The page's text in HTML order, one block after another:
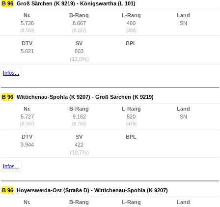
B 96 Groß Särchen (K 9219) - Königswartha (L 101)
Nr.
5.726
(8.568)
B-Rang
8.667
(6.267)
L-Rang
460
(368)
Land
SN
DTV
5.021
SV
603
(12,0%)
BPL
Infos...
B 96 Wittichenau-Spohla (K 9207) - Groß Särchen (K 9219)
Nr.
5.727
(8.567)
B-Rang
9.162
(6.760)
L-Rang
520
(428)
Land
SN
DTV
3.944
SV
422
(10,7%)
BPL
Infos...
B 96 Hoyerswerda-Ost (Straße D) - Wittichenau-Spohla (K 9207)
Nr. B-Rang L-Rang Land